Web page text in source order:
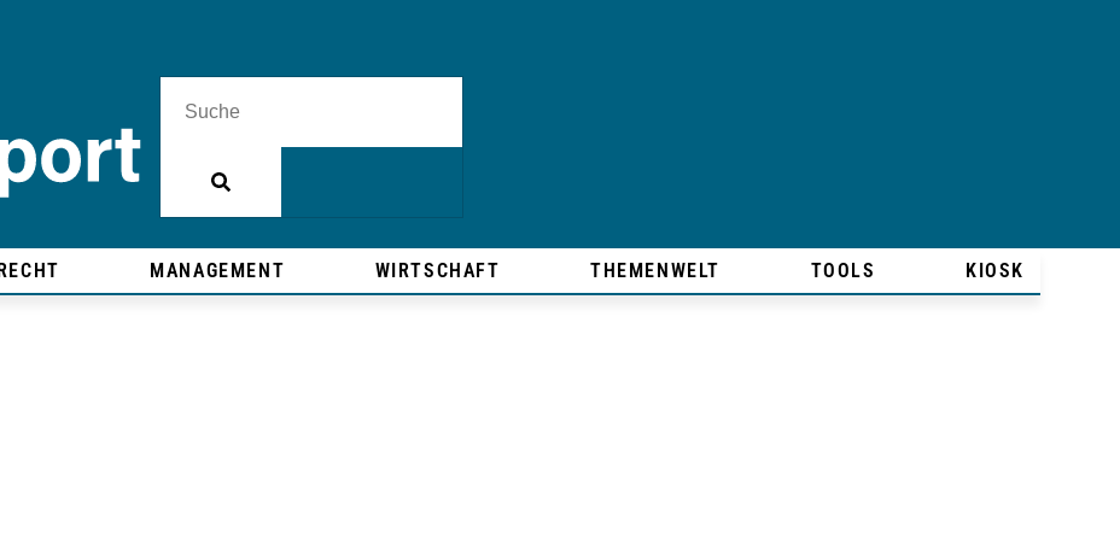
RECHT MANAGEMENT WIRTSCHAFT THEMENWELT TOOLS KIOSK